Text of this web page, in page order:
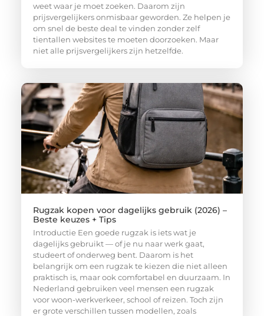
weet waar je moet zoeken. Daarom zijn
prijsvergelijkers onmisbaar geworden. Ze helpen je
om snel de beste deal te vinden zonder zelf
tientallen websites te moeten doorzoeken. Maar
niet alle prijsvergelijkers zijn hetzelfde.
Rugzak kopen voor dagelijks gebruik (2026) –
Beste keuzes + Tips
Introductie Een goede rugzak is iets wat je
dagelijks gebruikt — of je nu naar werk gaat,
studeert of onderweg bent. Daarom is het
belangrijk om een rugzak te kiezen die niet alleen
praktisch is, maar ook comfortabel en duurzaam. In
Nederland gebruiken veel mensen een rugzak
voor woon-werkverkeer, school of reizen. Toch zijn
er grote verschillen tussen modellen, zoals